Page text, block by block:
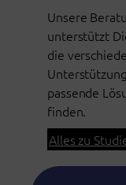
Unsere
unterstützt
die
passende
finden.
Alles zu